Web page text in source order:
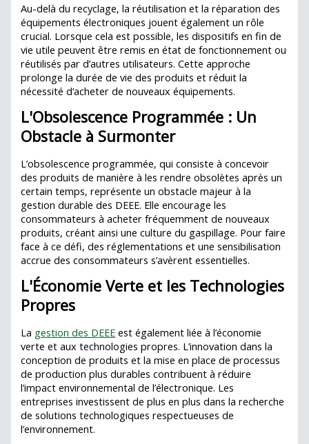
Au-delà du recyclage, la réutilisation et la réparation des
équipements électroniques jouent également un rôle
crucial. Lorsque cela est possible, les dispositifs en fin de
vie utile peuvent être remis en état de fonctionnement ou
réutilisés par d’autres utilisateurs. Cette approche
prolonge la durée de vie des produits et réduit la
nécessité d’acheter de nouveaux équipements.
L'Obsolescence Programmée : Un
Obstacle à Surmonter
L’obsolescence programmée, qui consiste à concevoir
des produits de manière à les rendre obsolètes après un
certain temps, représente un obstacle majeur à la
gestion durable des DEEE. Elle encourage les
consommateurs à acheter fréquemment de nouveaux
produits, créant ainsi une culture du gaspillage. Pour faire
face à ce défi, des réglementations et une sensibilisation
accrue des consommateurs s’avèrent essentielles.
L'Économie Verte et les Technologies
Propres
La gestion des DEEE est également liée à l’économie
verte et aux technologies propres. L’innovation dans la
conception de produits et la mise en place de processus
de production plus durables contribuent à réduire
l’impact environnemental de l’électronique. Les
entreprises investissent de plus en plus dans la recherche
de solutions technologiques respectueuses de
l’environnement.